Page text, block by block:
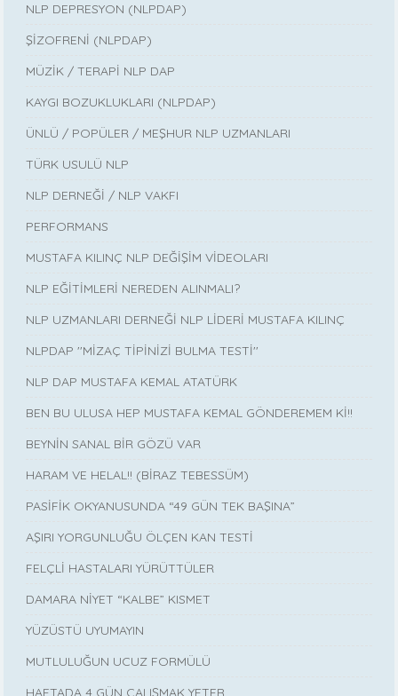
NLP DEPRESYON (NLPDAP)
ŞİZOFRENİ (NLPDAP)
MÜZİK / TERAPİ NLP DAP
KAYGI BOZUKLUKLARI (NLPDAP)
ÜNLÜ / POPÜLER / MEŞHUR NLP UZMANLARI
TÜRK USULÜ NLP
NLP DERNEĞİ / NLP VAKFI
PERFORMANS
MUSTAFA KILINÇ NLP DEĞİŞİM VİDEOLARI
NLP EĞİTİMLERİ NEREDEN ALINMALI?
NLP UZMANLARI DERNEĞİ NLP LİDERİ MUSTAFA KILINÇ
NLPDAP ''MİZAÇ TİPİNİZİ BULMA TESTİ''
NLP DAP MUSTAFA KEMAL ATATÜRK
BEN BU ULUSA HEP MUSTAFA KEMAL GÖNDEREMEM Kİ!!
BEYNİN SANAL BİR GÖZÜ VAR
HARAM VE HELAL!! (BİRAZ TEBESSÜM)
PASİFİK OKYANUSUNDA “49 GÜN TEK BAŞINA”
AŞIRI YORGUNLUĞU ÖLÇEN KAN TESTİ
FELÇLİ HASTALARI YÜRÜTTÜLER
DAMARA NİYET “KALBE” KISMET
YÜZÜSTÜ UYUMAYIN
MUTLULUĞUN UCUZ FORMÜLÜ
HAFTADA 4 GÜN ÇALIŞMAK YETER